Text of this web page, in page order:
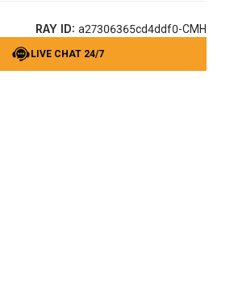
RAY ID: a27306365cd4ddf0-CMH
LIVE CHAT 24/7